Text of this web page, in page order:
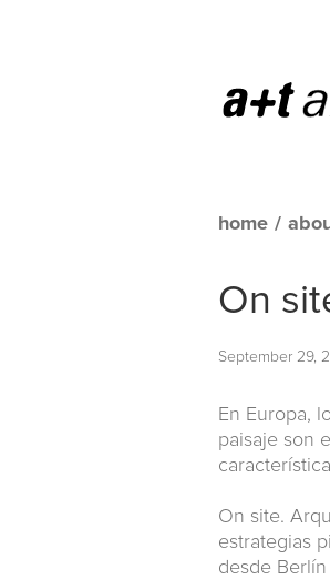
home /
On
September 29,
En Europa,
paisaje son
On site.
estrategias
desde